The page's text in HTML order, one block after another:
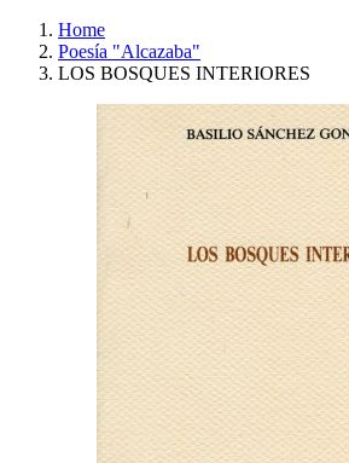
Home
Poesía "Alcazaba"
LOS BOSQUES INTERIORES